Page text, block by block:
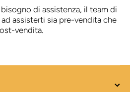
di assistenza, il team di
assisterti sia pre-vendita che
vendita.